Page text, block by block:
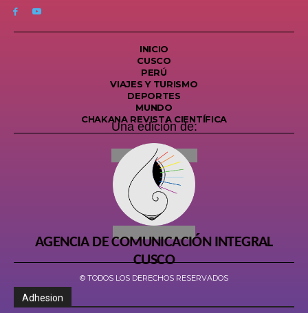
INICIO
CUSCO
PERÚ
VIAJES Y TURISMO
DEPORTES
MUNDO
CHAKANA REVISTA CIENTÍFICA
Una edición de:
AGENCIA DE COMUNICACIÓN INTEGRAL
CUSCO
© TODOS LOS DERECHOS RESERVADOS
Adhesion